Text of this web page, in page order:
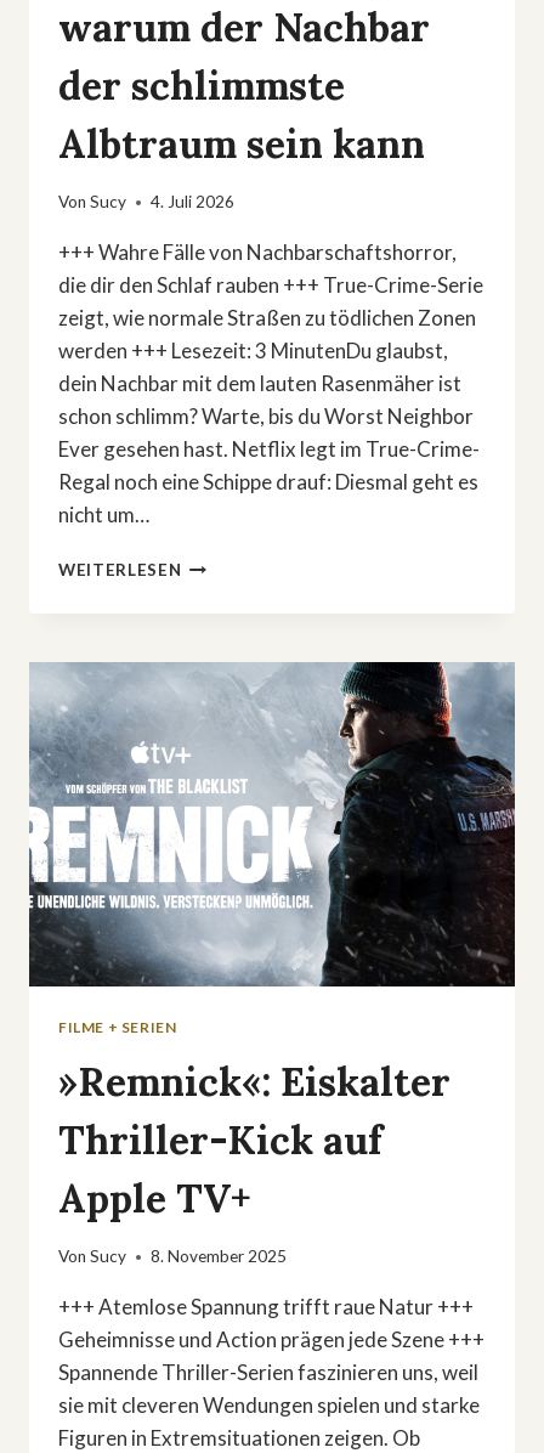
warum der Nachbar
der schlimmste
Albtraum sein kann
Von Sucy 4. Juli 2026
+++ Wahre Fälle von Nachbarschaftshorror,
die dir den Schlaf rauben +++ True-Crime-Serie
zeigt, wie normale Straßen zu tödlichen Zonen
werden +++ Lesezeit: 3 MinutenDu glaubst,
dein Nachbar mit dem lauten Rasenmäher ist
schon schlimm? Warte, bis du Worst Neighbor
Ever gesehen hast. Netflix legt im True-Crime-
Regal noch eine Schippe drauf: Diesmal geht es
nicht um…
WEITERLESEN TRUE
DIESE
SERIE
ZEIGT,
WARUM
NACHBAR
DER
SCHLIMMSTE
ALBTRAUM
SEIN
KANN
FILME + SERIEN
»Remnick«: Eiskalter
Thriller-Kick auf
Apple TV+
Von Sucy 8. November 2025
+++ Atemlose Spannung trifft raue Natur +++
Geheimnisse und Action prägen jede Szene +++
Spannende Thriller-Serien faszinieren uns, weil
sie mit cleveren Wendungen spielen und starke
Figuren in Extremsituationen zeigen. Ob